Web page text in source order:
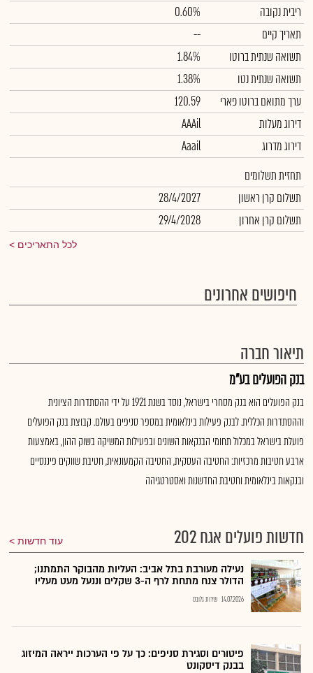
ריבית נקובה
0.60%
תאריך קיים
--
תשואה שנתית ברוטו
1.84%
תשואה שנתית נטו
1.38%
ערך מתואם ברוטו פארי
120.59
דירוג מעלות
AAAil
דירוג מדרוג
Aaail
תחזית תשלומים
תשלום קרן ראשון
28/4/2027
תשלום קרן אחרון
29/4/2028
לכל התאריכים
חיפושים אחרונים
תיאור חברה
בנק הפועלים בע"מ
בנק הפועלים הוא בנק מסחרי בישראל, נוסד בשנת 1921 על ידי ההסתדרות הציונית
וההסתדרות הכללית. לבנק פעילות בינלאומית במספר סניפים בעולם. קבוצת בנק הפועלים
פועלת בישראל במכלול תחומי הבנקאות השונים ובפעילות המשיקה בשוק ההון, באמצעות
ארבע חטיבות מרכזיות: החטיבה העסקית, החטיבה הקמעונאית, חטיבת שווקים פיננסיים
ובנקאות בינלאומית וחטיבת החדשנות ואסטרטגיהה
חדשות פועלים אגח 202 עוד חדשות
נעילה מעורבת בתל אביב: העליות מהבוקר התמתנו;
הדולר צנח מתחת לרף ה-3 שקלים וננעל מעט מעליו
14.07.2026 שירות גלובס
פיטורים וסגירת סניפים: כך על פי הערכות ייראה המיזוג
בבנק דיסקונט